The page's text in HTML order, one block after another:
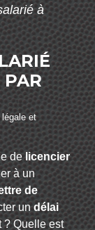
à
PAR
et
delicencier
à un
de
undélai
? Quelle est